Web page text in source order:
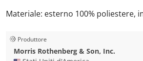
Materiale: esterno 100% poliestere,
Produttore
Morris Rothenberg & Son, Inc.